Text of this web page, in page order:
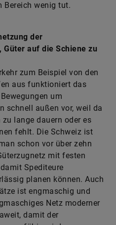
Bereich wenig tut.
der
auf die Schiene zu
zum Beispiel von den
aus funktioniert das
um
schnell außen vor, weil da
lange dauern oder es
fehlt. Die Schweiz ist
schon vor über zehn
mit festen
Spediteure
planen können. Auch
ist engmaschig und
Netz moderner
damit der